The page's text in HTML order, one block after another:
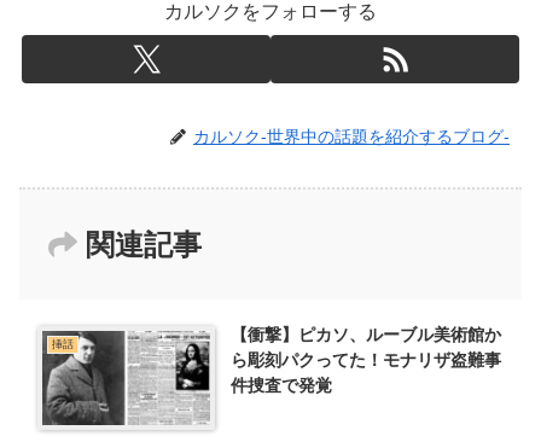
カルソクをフォローする
カルソク-世界中の話題を紹介するブログ-
関連記事
挿話
【衝撃】ピカソ、ルーブル美術館か
ら彫刻パクってた！モナリザ盗難事
件捜査で発覚